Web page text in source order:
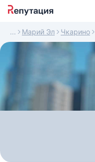
Марий Эл Чкарино